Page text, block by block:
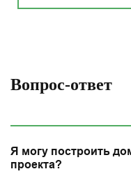
Вопрос-ответ
Я могу построить
проекта?